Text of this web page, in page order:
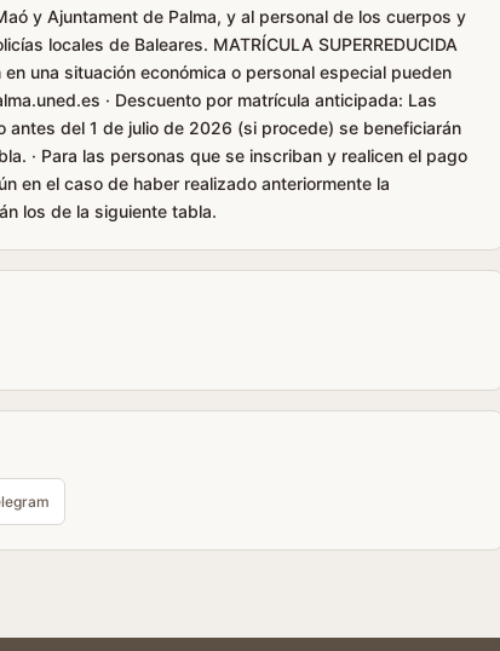
y Ajuntament de Palma, y al personal de los cuerpos y
locales de Baleares. MATRÍCULA SUPERREDUCIDA
una situación económica o personal especial pueden
· Descuento por matrícula anticipada: Las
antes del 1 de julio de 2026 (si procede) se beneficiarán
· Para las personas que se inscriban y realicen el pago
en el caso de haber realizado anteriormente la
los de la siguiente tabla.